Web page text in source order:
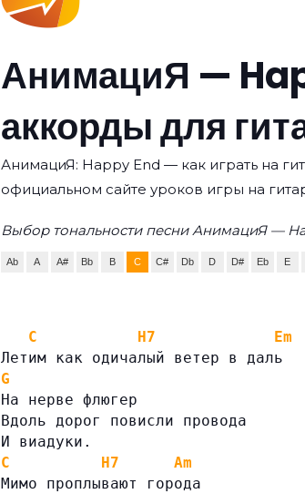
АнимациЯ —
аккорды для
АнимациЯ: Happy End — как играть на
официальном сайте уроков игры на
Выбор тональности песни АнимациЯ —
Ab A A# Bb B C C# Db D D# Eb E
C H7
Em
Летим как одичалый ветер в даль
G
На нерве флюгер
Вдоль дорог повисли провода
И виадуки.
C
H7
Am
Мимо проплывают города